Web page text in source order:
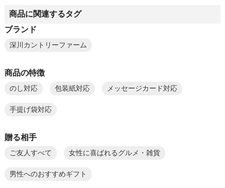
商品に関連するタグ
ブランド
深川カントリーファーム
商品の特徴
のし対応 包装紙対応 メッセージカード対応
手提げ袋対応
贈る相手
ご友人すべて 女性に喜ばれるグルメ・雑貨
男性へのおすすめギフト